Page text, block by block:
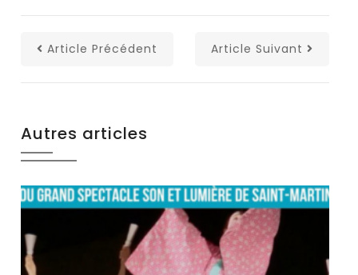
Article Précédent Article Suivant
Autres articles